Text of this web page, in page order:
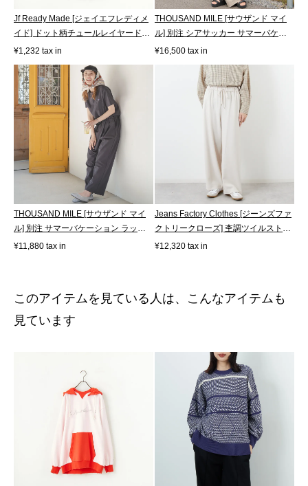
Jf Ready Made [ジェイエフレディメ
イド] ドット柄チュールレイヤードパ
ン...
¥1,232 tax in
THOUSAND MILE [サウザンド マイ
ル] 別注 シアサッカー サマーバケー
ション...
¥16,500 tax in
THOUSAND MILE [サウザンド マイ
ル] 別注 サマーバケーション ラップ
パンツ...
¥11,880 tax in
Jeans Factory Clothes [ジーンズファ
クトリークローズ] 杢調ツイルスト
レ...
¥12,320 tax in
このアイテムを見ている人は、こんなアイテムも
見ています